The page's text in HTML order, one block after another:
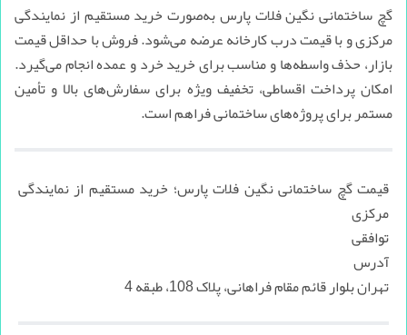
گچ ساختمانی نگین فلات پارس به‌صورت خرید مستقیم از نمایندگی
مرکزی و با قیمت درب کارخانه عرضه می‌شود. فروش با حداقل قیمت
بازار، حذف واسطه‌ها و مناسب برای خرید خرد و عمده انجام می‌گیرد.
امکان پرداخت اقساطی، تخفیف ویژه برای سفارش‌های بالا و تأمین
مستمر برای پروژه‌های ساختمانی فراهم است.
قیمت گچ ساختمانی نگین فلات پارس؛ خرید مستقیم از نمایندگی
مرکزی
توافقی
آدرس
تهران بلوار قائم مقام فراهانی، پلاک 108، طبقه 4